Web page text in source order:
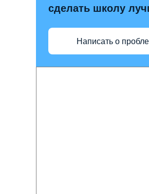
сделать школу
Написать о